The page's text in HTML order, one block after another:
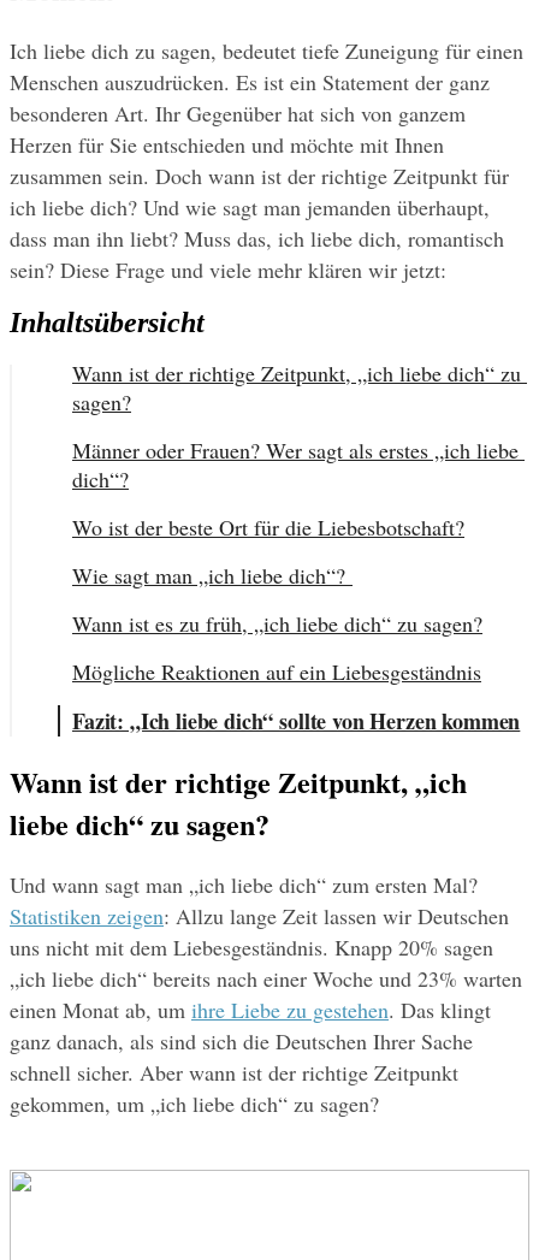
Ich liebe dich zu sagen, bedeutet tiefe Zuneigung für einen
Menschen auszudrücken. Es ist ein Statement der ganz
besonderen Art. Ihr Gegenüber hat sich von ganzem
Herzen für Sie entschieden und möchte mit Ihnen
zusammen sein. Doch wann ist der richtige Zeitpunkt für
ich liebe dich? Und wie sagt man jemanden überhaupt,
dass man ihn liebt? Muss das, ich liebe dich, romantisch
sein? Diese Frage und viele mehr klären wir jetzt:
Inhaltsübersicht
Wann ist der richtige Zeitpunkt, „ich liebe dich“ zu
sagen?
Männer oder Frauen? Wer sagt als erstes „ich liebe
dich“?
Wo ist der beste Ort für die Liebesbotschaft?
Wie sagt man „ich liebe dich“?
Wann ist es zu früh, „ich liebe dich“ zu sagen?
Mögliche Reaktionen auf ein Liebesgeständnis
Fazit: „Ich liebe dich“ sollte von Herzen kommen
Wann ist der richtige Zeitpunkt, „ich
liebe dich“ zu sagen?
Statistiken zeigen: Allzu lange Zeit lassen wir Deutschen
uns nicht mit dem Liebesgeständnis. Knapp 20% sagen
„ich liebe dich“ bereits nach einer Woche und 23% warten
einen Monat ab, um ihre Liebe zu gestehen. Das klingt
ganz danach, als sind sich die Deutschen Ihrer Sache
schnell sicher. Aber wann ist der richtige Zeitpunkt
gekommen, um „ich liebe dich“ zu sagen?